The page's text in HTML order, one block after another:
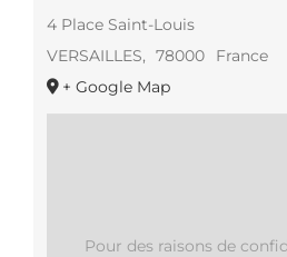
4 Place Saint-Louis
VERSAILLES, 78000
France
+ Google Map
Pour des raisons de